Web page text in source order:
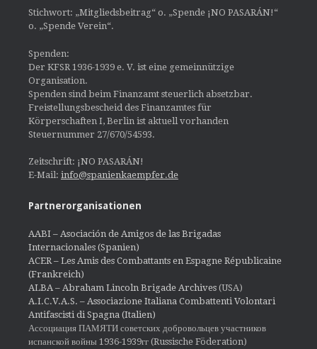
Stichwort: „Mitgliedsbeitrag“ o. „Spende ¡NO PASARÁN!“
o. „Spende Verein“.
Spenden:
Der KFSR 1936-1939 e. V. ist eine gemeinnützige
Organisation.
Spenden sind beim Finanzamt steuerlich absetzbar.
Freistellungsbescheid des Finanzamtes für
Körperschaften I, Berlin ist aktuell vorhanden
Steuernummer 27/670/54593.
Zeitschrift: ¡NO PASARÁN!
E-Mail: info@spanienkaempfer.de
Partnerorganisationen
AABI – Asociación de Amigos de las Brigadas
Internacionales (Spanien)
ACER – Les Amis des Combattants en Espagne Républicaine
(Frankreich)
ALBA – Abraham Lincoln Brigade Archives (USA)
A.I.C.V.A.S. – Associazione Italiana Combattenti Volontari
Antifascisti di Spagna (Italien)
Ассоциация ПАМЯТИ советских добровольцев участников
испанской войны 1936-1939гг (Russische Föderation)